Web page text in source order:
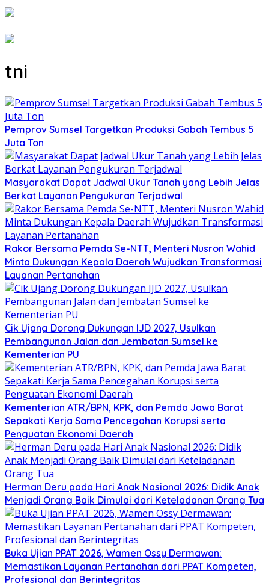
tni
Pemprov Sumsel Targetkan Produksi Gabah Tembus 5
Juta Ton
Masyarakat Dapat Jadwal Ukur Tanah yang Lebih Jelas
Berkat Layanan Pengukuran Terjadwal
Rakor Bersama Pemda Se-NTT, Menteri Nusron Wahid
Minta Dukungan Kepala Daerah Wujudkan Transformasi
Layanan Pertanahan
Cik Ujang Dorong Dukungan IJD 2027, Usulkan
Pembangunan Jalan dan Jembatan Sumsel ke
Kementerian PU
Kementerian ATR/BPN, KPK, dan Pemda Jawa Barat
Sepakati Kerja Sama Pencegahan Korupsi serta
Penguatan Ekonomi Daerah
Herman Deru pada Hari Anak Nasional 2026: Didik Anak
Menjadi Orang Baik Dimulai dari Keteladanan Orang Tua
Buka Ujian PPAT 2026, Wamen Ossy Dermawan:
Memastikan Layanan Pertanahan dari PPAT Kompeten,
Profesional dan Berintegritas